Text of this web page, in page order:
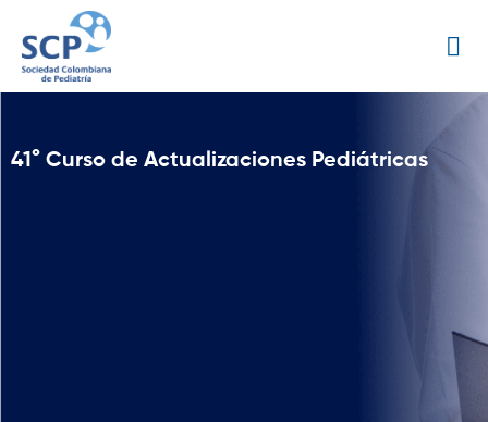
41° Curso de Actualizaciones Pediátricas